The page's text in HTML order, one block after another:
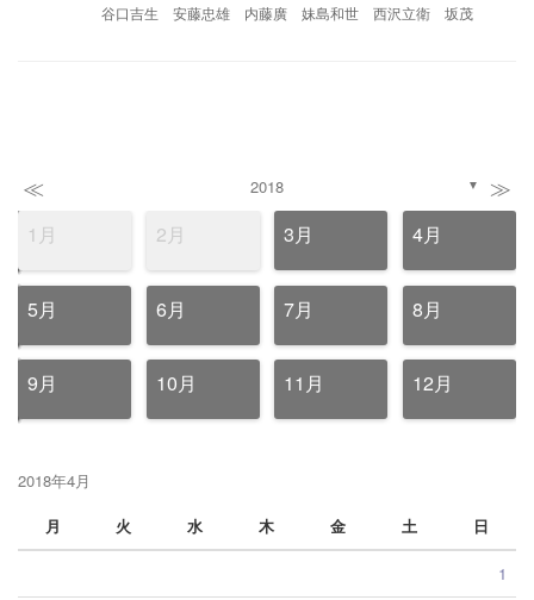
谷口吉生 安藤忠雄 内藤廣 妹島和世 西沢立衛 坂茂
≪ 2018 ▼ ≫
1月 2月 3月 4月
5月 6月 7月 8月
9月 10月 11月 12月
2018年4月
月
火 水 木 金 土 日
1